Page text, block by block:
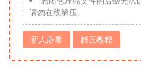
请勿在线解压。
新人必看 解压教程